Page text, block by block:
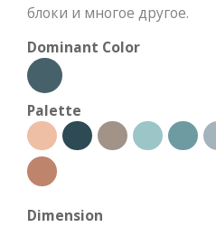
блоки и многое другое.
Dominant Color
Palette
Dimension